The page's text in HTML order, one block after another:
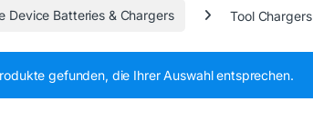
Device Batteries & Chargers Tool Chargers
gefunden, die Ihrer Auswahl entsprechen.